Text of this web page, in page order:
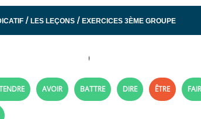
/LES LEÇONS /EXERCICES 3ÈME GROUPE
AVOIR BATTRE DIRE ÊTRE